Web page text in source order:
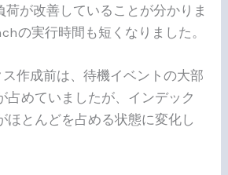
荷が改善していることが分かりま
の実行時間も短くなりました。
作成前は、待機イベントの大部
占めていましたが、インデック
ほとんどを占める状態に変化し